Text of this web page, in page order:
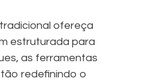
ofereça
estruturada para
as ferramentas
redefinindo o